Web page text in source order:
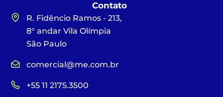
Contato
R. Fidêncio Ramos - 213,
8° andar Vila Olímpia
São Paulo
comercial@me.com.br
+55 11 2175.3500